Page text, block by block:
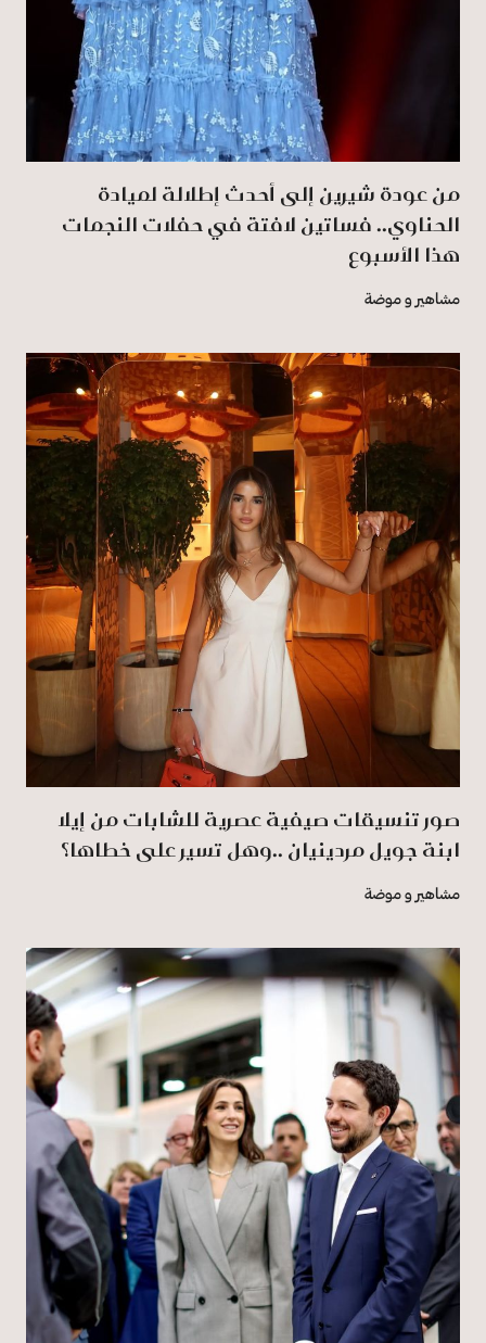
من عودة شيرين إلى أحدث إطلالة لميادة
الحناوي.. فساتين لافتة في حفلات النجمات
هذا الأسبوع
مشاهير و موضة
صور تنسيقات صيفية عصرية للشابات من إيلا
ابنة جويل مردينيان ..وهل تسير على خطاها؟
مشاهير و موضة